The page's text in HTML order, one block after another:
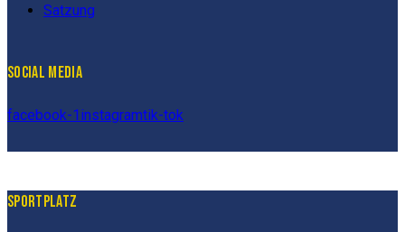
Satzung
SOCIAL MEDIA
facebook-1 instagramtik-tok
SPORTPLATZ